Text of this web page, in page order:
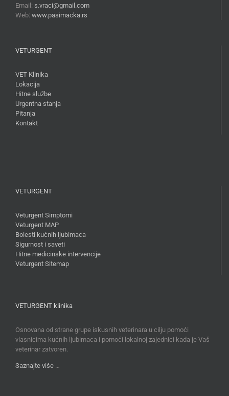
Email: s.vraci@gmail.com
Web: www.pasimacka.rs
VETURGENT
VET Klinika
Lokacija
Hitne službe
Urgentna stanja
Pitanja
Kontakt
VETURGENT
Veturgent Simptomi
Veturgent MAP
Bolesti kućnih ljubimaca
Sigurnost i saveti
Hitne medicinske intervencije
Veturgent Sitemap
VETURGENT klinika
Osnovana od strane grupe iskusnih veterinara u cilju pomoći
vlasnicima kućnih ljubimaca i pomoći lokalnoj zajednici kada je Vaš
veterinar zatvoren.
Saznajte više …